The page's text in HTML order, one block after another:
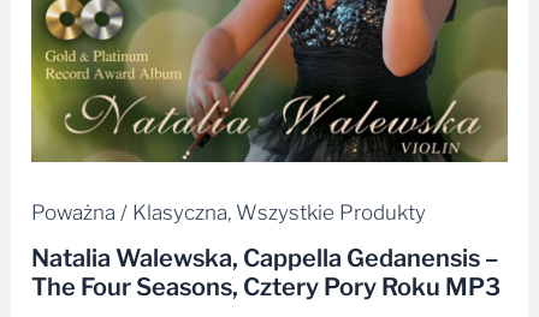
Poważna / Klasyczna, Wszystkie Produkty
Natalia Walewska, Cappella Gedanensis –
The Four Seasons, Cztery Pory Roku MP3
MP3